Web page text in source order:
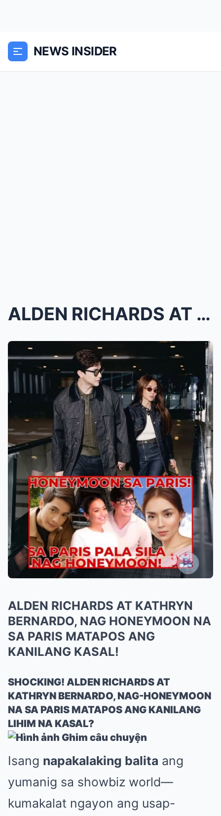
NEWS INSIDER
ALDEN RICHARDS AT KATHRYN BERNARDO, NAG HONEYMOON ...
ALDEN RICHARDS AT KATHRYN
BERNARDO, NAG HONEYMOON NA
SA PARIS MATAPOS ANG
KANILANG KASAL!
SHOCKING! ALDEN RICHARDS AT
KATHRYN BERNARDO, NAG-HONEYMOON
NA SA PARIS MATAPOS ANG KANILANG
LIHIM NA KASAL?
Isang napakalaking balita ang
yumanig sa showbiz world—
kumakalat ngayon ang usap-